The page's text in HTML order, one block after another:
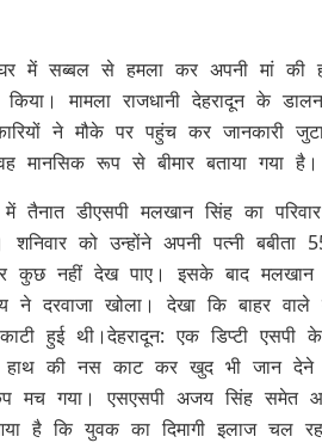
में सब्बल से हमला कर अपनी मां
मामला राजधानी देहरादून के
ने मौके पर पहुंच कर जानकारी
मानसिक रूप से बीमार बताया गया है।
में तैनात डीएसपी मलखान सिंह का
शनिवार को उन्होंने अपनी पत्नी
कुछ नहीं देख पाए। इसके बाद
ने दरवाजा खोला। देखा कि बाहर
हुई थी।देहरादून: एक डिप्टी
की नस काट कर खुद भी जान देने का
मच गया। एसएसपी अजय सिंह समेत
है कि युवक का दिमागी इलाज चल